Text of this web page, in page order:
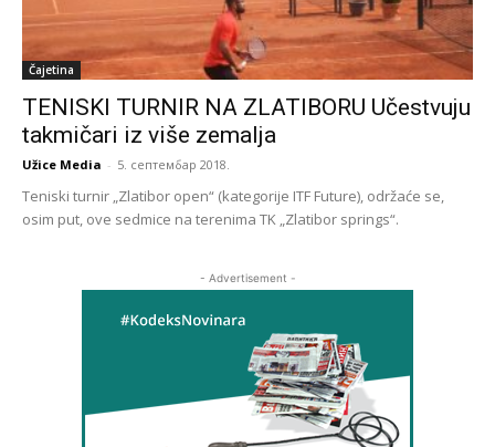
Čajetina
TENISKI TURNIR NA ZLATIBORU Učestvuju
takmičari iz više zemalja
Užice Media - 5. септембар 2018.
Teniski turnir „Zlatibor open“ (kategorije ITF Future), održaće se,
osim put, ove sedmice na terenima TK „Zlatibor springs“.
- Advertisement -